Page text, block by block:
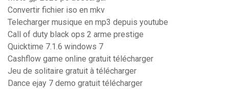
Convertir fichier iso en mkv
Telecharger musique en mp3 depuis youtube
Call of duty black ops 2 arme prestige
Quicktime 7.1.6 windows 7
Cashflow game online gratuit télécharger
Jeu de solitaire gratuit à télécharger
Dance ejay 7 demo gratuit télécharger